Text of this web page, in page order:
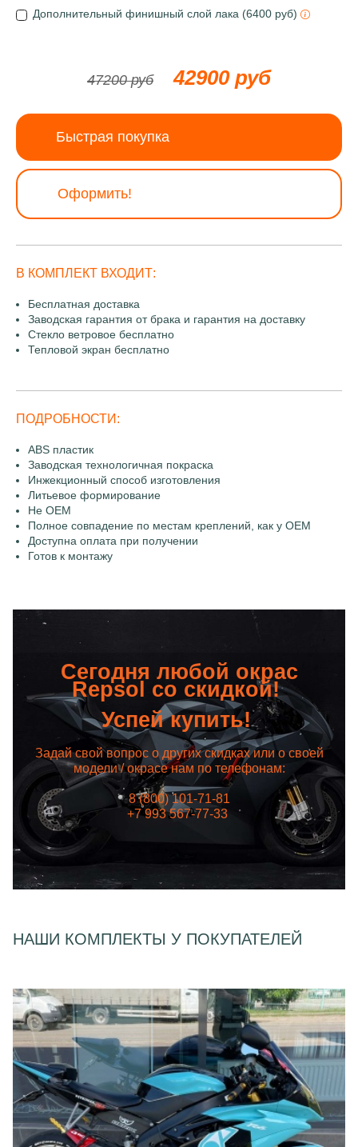
Дополнительный финишный слой лака (6400 руб)
47200 руб 42900 руб
Быстрая покупка
Оформить!
В КОМПЛЕКТ ВХОДИТ:
Бесплатная доставка
Заводская гарантия от брака и гарантия на доставку
Стекло ветровое бесплатно
Тепловой экран бесплатно
ПОДРОБНОСТИ:
ABS пластик
Заводская технологичная покраска
Инжекционный способ изготовления
Литьевое формирование
Не OEM
Полное совпадение по местам креплений, как у OEM
Доступна оплата при получении
Готов к монтажу
Сегодня любой окрас
Repsol со скидкой!
Успей купить!
Задай свой вопрос о других скидках или о своей
модели / окрасе нам по телефонам:
8 (800) 101-71-81
+7 993 567-77-33
НАШИ КОМПЛЕКТЫ У ПОКУПАТЕЛЕЙ